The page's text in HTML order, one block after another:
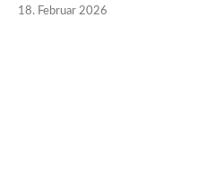
18. Februar 2026